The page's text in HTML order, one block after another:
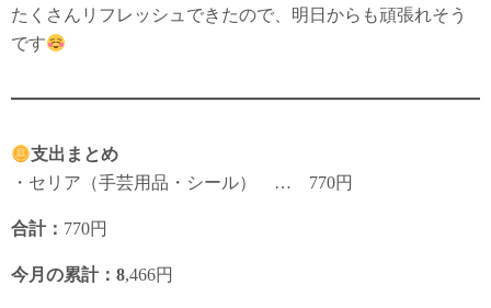
たくさんリフレッシュできたので、明日からも頑張れそう
です
支出まとめ
・セリア（手芸用品・シール） … 770円
合計： 770円
今月の累計：8,466円